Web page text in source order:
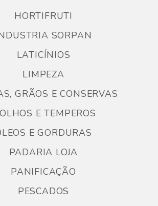
HORTIFRUTI
SORPAN
LATICÍNIOS
LIMPEZA
GRÃOS E CONSERVAS
E TEMPEROS
E GORDURAS
PADARIA LOJA
PANIFICAÇÃO
PESCADOS